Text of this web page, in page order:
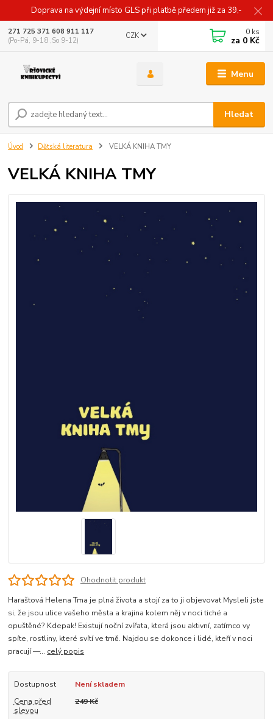
Doprava na výdejní místo GLS při platbě předem již za 39,-
Menu
CZK
Hledat
271 725 371 608 911 117
(Po-Pá, 9-18 ,So 9-12)
0 ks
za 0 Kč
Úvod Dětská literatura VELKÁ KNIHA TMY
VELKÁ KNIHA TMY
Ohodnotit produkt
Haraštová Helena Tma je plná života a stojí za to ji objevovat Mysleli jste
si, že jsou ulice vašeho města a krajina kolem něj v noci tiché a
opuštěné? Kdepak! Existují noční zvířata, která jsou aktivní, zatímco vy
spíte, rostliny, které svítí ve tmě. Najdou se dokonce i lidé, kteří v noci
pracují —... celý popis
Dostupnost
Není skladem
Cena před
slevou
249 Kč